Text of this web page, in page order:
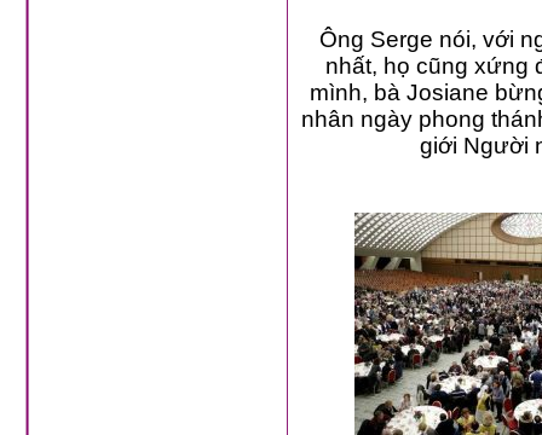
Ông Serge nói, với
nhất, họ cũng xứng
mình, bà Josiane bừng
nhân ngày phong thánh
giới Người